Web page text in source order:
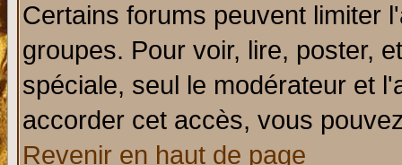
Certains forums peuvent limiter
groupes. Pour voir, lire, poster,
spéciale, seul le modérateur et
accorder cet accès, vous
Revenir en haut de page